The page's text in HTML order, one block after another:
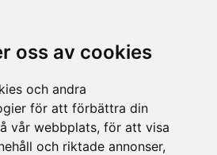
oss av cookies
och andra
för att förbättra din
vår webbplats, för att visa
och riktade annonser,